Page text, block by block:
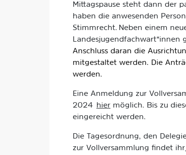
Mittagspause steht dann der
haben die anwesenden
Stimmrecht. Neben einem
Landesjugendfachwart*innen
Anschluss daran die
mitgestaltet werden. Die
werden.
Eine Anmeldung zur
2024
hier möglich. Bis zu
eingereicht werden.
Die Tagesordnung, den
zur Vollversammlung findet ihr